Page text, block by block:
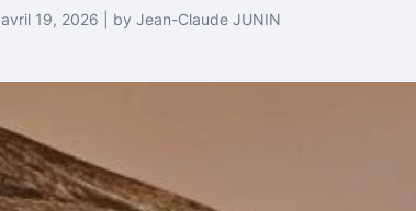
avril 19, 2026 | by Jean-Claude JUNIN